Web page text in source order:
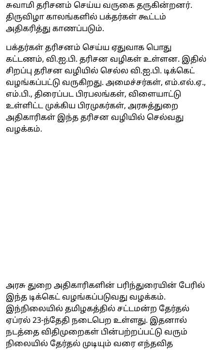
சுவாமி தரிசனம் செய்ய வருகை தருகின்றனர்.
திருவிழா காலங்களில் பக்தர்கள் கூட்டம்
அதிகரித்து காணப்படும்.
பக்தர்கள் தரிசனம் செய்ய ஏதுவாக பொது
கட்டணம், வி.ஐ.பி. தரிசன வழிகள் உள்ளன. இதில்
சிறப்பு தரிசன வழியில் செல்ல வி.ஐ.பி. டிக்கெட்
வழங்கப்பட்டு வருகிறது. அமைச்சர்கள், எம்.எல்.ஏ.,
எம்.பி., திரைப்பட பிரபலங்கள், விளையாட்டு
உள்ளிட்ட முக்கிய பிரமுகர்கள், அரசுத்துறை
அதிகாரிகள் இந்த தரிசன வழியில் செல்வது
வழக்கம்.
அரசு துறை அதிகாரிகளின் பரிந்துரையின் பேரில்
இந்த டிக்கெட் வழங்கப்படுவது வழக்கம்.
இந்நிலையில் தமிழகத்தில் சட்டமன்ற தேர்தல்
ஏப்ரல் 23-ந்தேதி நடைபெற உள்ளது. இதனால்
நடத்தை விதிமுறைகள் பின்பற்றப்பட்டு வரும்
நிலையில் தேர்தல் முடியும் வரை எந்தவித